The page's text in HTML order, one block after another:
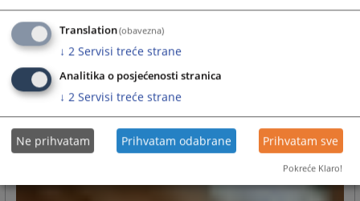
Translation(obavezna)
↓ 2 Servisi treće strane
Analitika o posjećenosti stranica
↓ 2 Servisi treće strane
Ne prihvatam Prihvatam odabrane Prihvatam sve
Pokreće Klaro!